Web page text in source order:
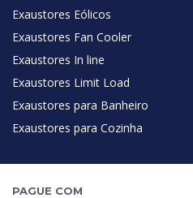
Exaustores Eólicos
Exaustores Fan Cooler
Exaustores In line
Exaustores Limit Load
Exaustores para Banheiro
Exaustores para Cozinha
PAGUE COM